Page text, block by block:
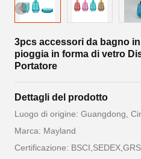
3pcs accessori da bagno
pioggia in forma di vetro
Portatore
Dettagli del prodotto
Luogo di origine: Guangdong,
Marca: Mayland
Certificazione: BSCI,SEDEX,GRS